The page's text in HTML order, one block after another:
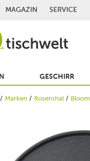
MAGAZIN SERVICE
GESCHIRR
Marken Rosenthal Bloom